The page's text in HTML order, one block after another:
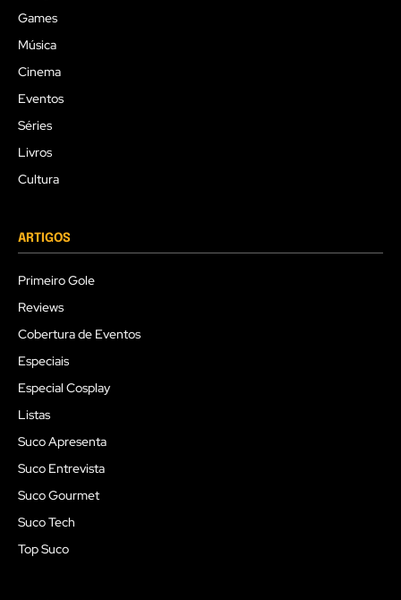
Games
Música
Cinema
Eventos
Séries
Livros
Cultura
ARTIGOS
Primeiro Gole
Reviews
Cobertura de Eventos
Especiais
Especial Cosplay
Listas
Suco Apresenta
Suco Entrevista
Suco Gourmet
Suco Tech
Top Suco